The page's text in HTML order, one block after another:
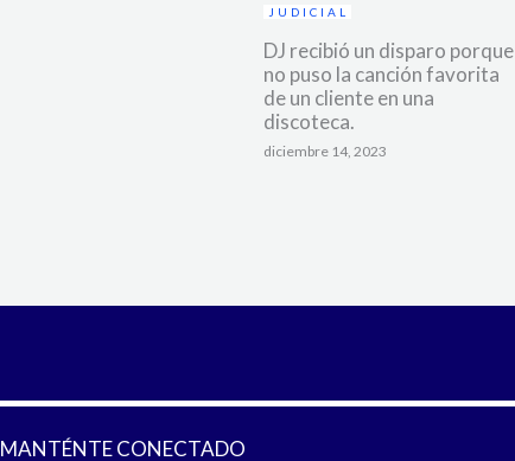
JUDICIAL
DJ recibió un disparo porque
no puso la canción favorita
de un cliente en una
discoteca.
diciembre 14, 2023
MANTÉNTE CONECTADO